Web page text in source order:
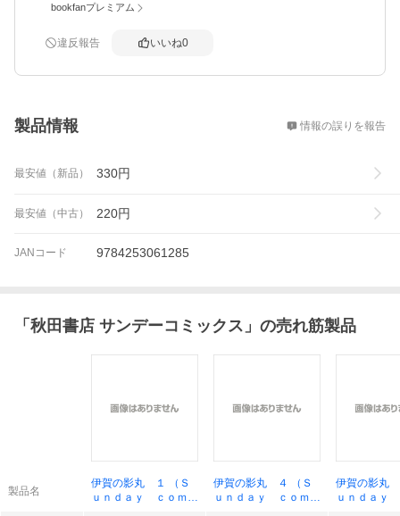
bookfanプレミアム
違反報告 いいね0
製品情報 情報の誤りを報告
最安値（新品） 330円
最安値（中古） 220円
JANコード 9784253061285
「 秋田書店 サンデーコミックス 」の売れ筋製品
製品名
伊賀の影丸 １ （Ｓ
ｕｎｄａｙ ｃｏｍｉ
伊賀の影丸 ４ （Ｓ
ｕｎｄａｙ ｃｏｍｉ
伊賀の影丸
ｕｎｄａｙ